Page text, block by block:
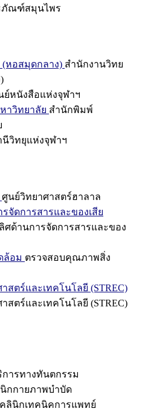
ณฑ์สมุนไพร
หอสมุดกลาง) สำนักงานวิทย
ย์หนังสือแห่งจุฬาฯ
าวิทยาลัย สำนักพิมพ์
นีวิทยุแห่งจุฬาฯ
ศูนย์วิทยาศาสตร์ฮาลาล
จัดการสารและของเสีย
ศด้านการจัดการสารและของ
ล้อม ตรวจสอบคุณภาพสิ่ง
สตร์และเทคโนโลยี (STREC)
สตร์และเทคโนโลยี (STREC)
การทางทันตกรรม
กกายภาพบำบัด
คลินิกเทคนิคการแพทย์